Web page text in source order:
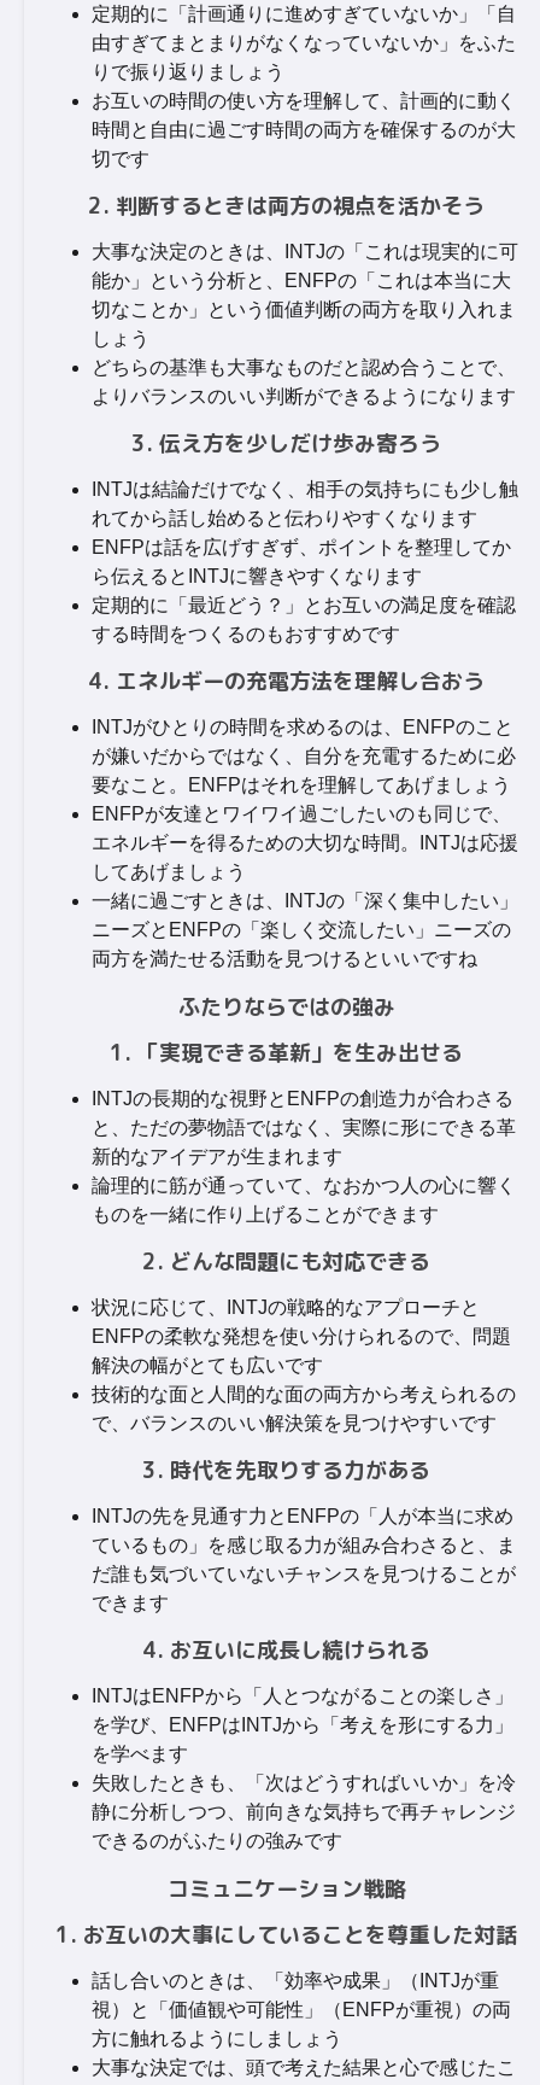
定期的に「計画通りに進めすぎていないか」「自
由すぎてまとまりがなくなっていないか」をふた
りで振り返りましょう
お互いの時間の使い方を理解して、計画的に動く
時間と自由に過ごす時間の両方を確保するのが大
切です
2. 判断するときは両方の視点を活かそう
大事な決定のときは、INTJの「これは現実的に可
能か」という分析と、ENFPの「これは本当に大
切なことか」という価値判断の両方を取り入れま
しょう
どちらの基準も大事なものだと認め合うことで、
よりバランスのいい判断ができるようになります
3. 伝え方を少しだけ歩み寄ろう
INTJは結論だけでなく、相手の気持ちにも少し触
れてから話し始めると伝わりやすくなります
ENFPは話を広げすぎず、ポイントを整理してか
ら伝えるとINTJに響きやすくなります
定期的に「最近どう？」とお互いの満足度を確認
する時間をつくるのもおすすめです
4. エネルギーの充電方法を理解し合おう
INTJがひとりの時間を求めるのは、ENFPのこと
が嫌いだからではなく、自分を充電するために必
要なこと。ENFPはそれを理解してあげましょう
ENFPが友達とワイワイ過ごしたいのも同じで、
エネルギーを得るための大切な時間。INTJは応援
してあげましょう
一緒に過ごすときは、INTJの「深く集中したい」
ニーズとENFPの「楽しく交流したい」ニーズの
両方を満たせる活動を見つけるといいですね
ふたりならではの強み
1. 「実現できる革新」を生み出せる
INTJの長期的な視野とENFPの創造力が合わさる
と、ただの夢物語ではなく、実際に形にできる革
新的なアイデアが生まれます
論理的に筋が通っていて、なおかつ人の心に響く
ものを一緒に作り上げることができます
2. どんな問題にも対応できる
状況に応じて、INTJの戦略的なアプローチと
ENFPの柔軟な発想を使い分けられるので、問題
解決の幅がとても広いです
技術的な面と人間的な面の両方から考えられるの
で、バランスのいい解決策を見つけやすいです
3. 時代を先取りする力がある
INTJの先を見通す力とENFPの「人が本当に求め
ているもの」を感じ取る力が組み合わさると、ま
だ誰も気づいていないチャンスを見つけることが
できます
4. お互いに成長し続けられる
INTJはENFPから「人とつながることの楽しさ」
を学び、ENFPはINTJから「考えを形にする力」
を学べます
失敗したときも、「次はどうすればいいか」を冷
静に分析しつつ、前向きな気持ちで再チャレンジ
できるのがふたりの強みです
コミュニケーション戦略
1. お互いの大事にしていることを尊重した対話
話し合いのときは、「効率や成果」（INTJが重
視）と「価値観や可能性」（ENFPが重視）の両
方に触れるようにしましょう
大事な決定では、頭で考えた結果と心で感じたこ